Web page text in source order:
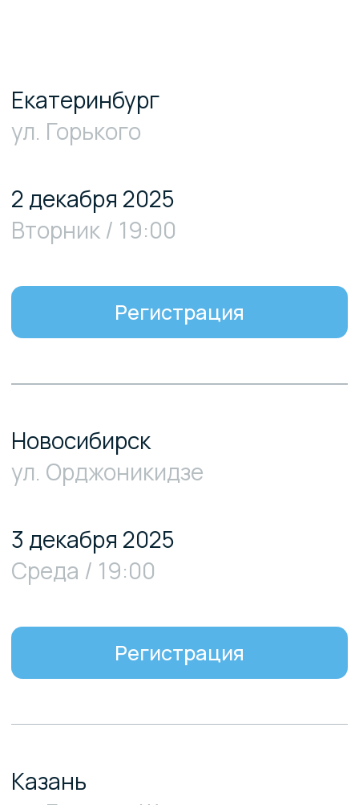
ул. Бурхана Шахиди
4 декабря 2025
Регистрация
Серверы.
Облако.
Дата-центры.
Selectel — ведущий провайдер IT-
инфраструктуры. Создаем продукты,
с которыми IT-компаниям легко